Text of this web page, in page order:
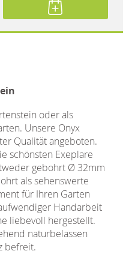
oder als
Unsere Onyx
Qualität angeboten.
schönsten Exeplare
gebohrt Ø 32mm
als sehenswerte
für Ihren Garten
Handarbeit
liebevoll hergestellt.
naturbelassen
befreit.